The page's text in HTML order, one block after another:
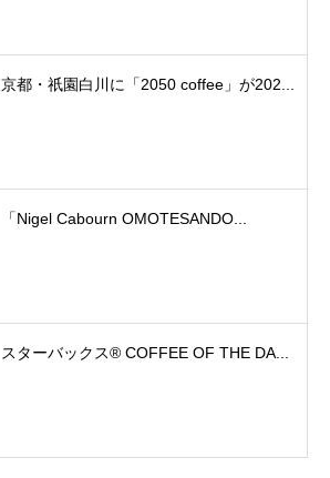
京都・祇園白川に「2050 coffee」が202...
「Nigel Cabourn OMOTESANDO...
スターバックス® COFFEE OF THE DA...